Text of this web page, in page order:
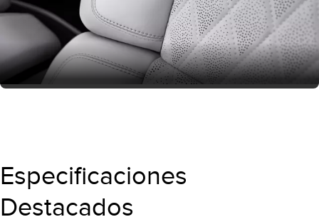
Especificaciones
Destacados